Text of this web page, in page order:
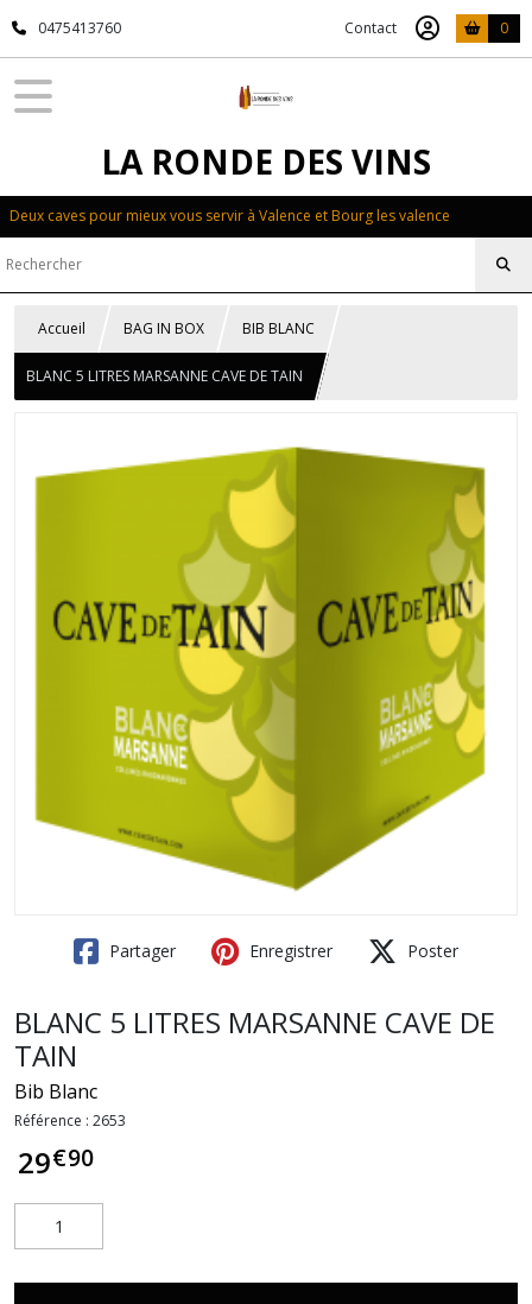
0475413760 Contact 0
LA RONDE DES VINS
Deux caves pour mieux vous servir à Valence et Bourg les valence
Accueil BAG IN BOX BIB BLANC
BLANC 5 LITRES MARSANNE CAVE DE TAIN
Partager Enregistrer Poster
BLANC 5 LITRES MARSANNE CAVE DE
TAIN
Bib Blanc
Référence : 2653
29€90